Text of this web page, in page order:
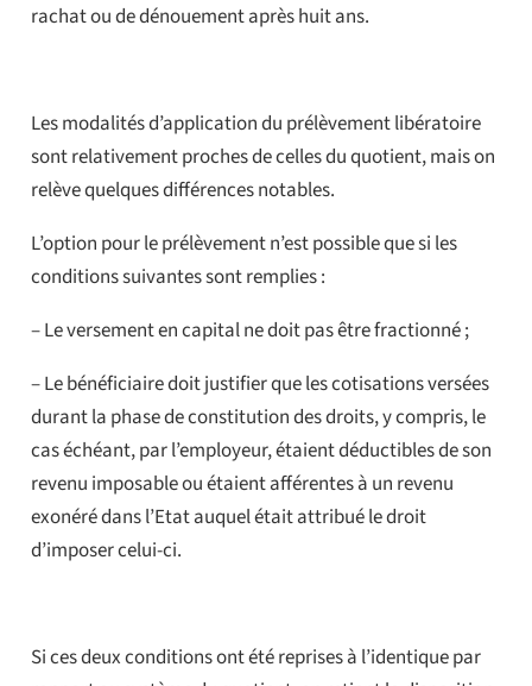
rachat ou de dénouement après huit ans.
Les modalités d’application du prélèvement libératoire
sont relativement proches de celles du quotient, mais on
relève quelques différences notables.
L’option pour le prélèvement n’est possible que si les
conditions suivantes sont remplies :
– Le versement en capital ne doit pas être fractionné ;
– Le bénéficiaire doit justifier que les cotisations versées
durant la phase de constitution des droits, y compris, le
cas échéant, par l’employeur, étaient déductibles de son
revenu imposable ou étaient afférentes à un revenu
exonéré dans l’Etat auquel était attribué le droit
d’imposer celui-ci.
Si ces deux conditions ont été reprises à l’identique par